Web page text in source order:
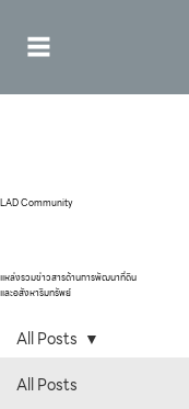
All Posts
All Posts
LAD Community
แหล่งรวมข่าวสารด้านการพัฒนาที่ดิน
และอสังหาริมทรัพย์